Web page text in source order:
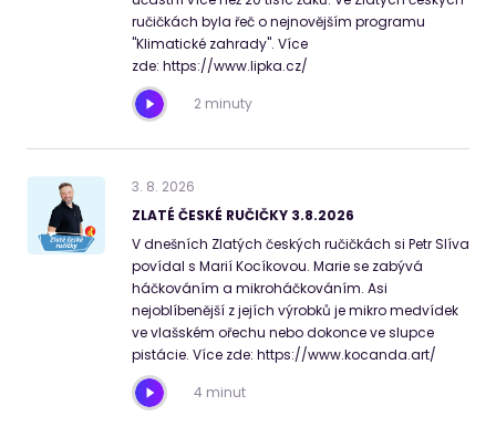
ručičkách byla řeč o nejnovějším programu
"Klimatické zahrady". Více
zde: https://www.lipka.cz/
2 minuty
3. 8. 2026
ZLATÉ ČESKÉ RUČIČKY 3.8.2026
V dnešních Zlatých českých ručičkách si Petr Slíva
povídal s Marií Kocíkovou. Marie se zabývá
háčkováním a mikroháčkováním. Asi
nejoblíbenější z jejích výrobků je mikro medvídek
ve vlašském ořechu nebo dokonce ve slupce
pistácie. Více zde: https://www.kocanda.art/
4 minut